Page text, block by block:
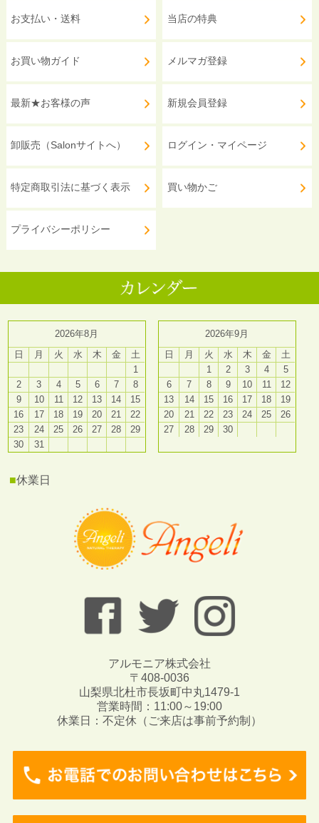
お支払い・送料
お買い物ガイド
最新★お客様の声
卸販売（Salonサイトへ）
特定商取引法に基づく表示
プライバシーポリシー
当店の特典
メルマガ登録
新規会員登録
ログイン・マイページ
買い物かご
2026年8月
日
月 火 水 木 金
土
1
2
3 4 5 6 7
8
9
10 11 12 13 14
15
16
17 18 19 20 21
22
23
24 25 26 27 28
29
30
31
2026年9月
日
月 火 水 木 金
土
1
2 3 4
5
6
7 8 9 10 11
12
13
14 15 16 17 18
19
20
21 22 23 24 25
26
27
28 29 30
■休業日
アルモニア株式会社
〒408-0036
山梨県北杜市長坂町中丸1479-1
営業時間：11:00～19:00
休業日：不定休（ご来店は事前予約制）